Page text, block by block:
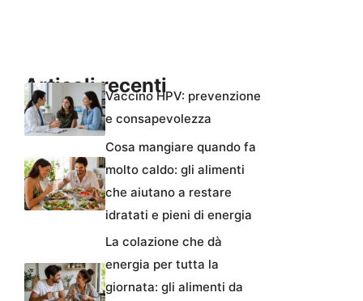
Articoli recentiVaccino HPV: prevenzione
e consapevolezza
Cosa mangiare quando fa
molto caldo: gli alimenti
che aiutano a restare
idratati e pieni di energia
La colazione che dà
energia per tutta la
giornata: gli alimenti da